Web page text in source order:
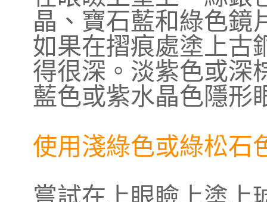
晶、寶石藍和綠色鏡
如果在摺痕處塗上古
得很深。淡紫色或深
藍色或紫水晶色隱形
使用淺綠色或綠松石